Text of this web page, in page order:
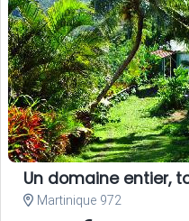
Un domaine entier,
Martinique 972